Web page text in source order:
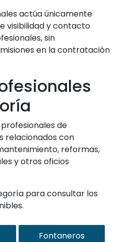
actúa únicamente
visibilidad y contacto
sin
en la contratación
de
relacionados con
reformas,
y otros oficios
para consultar los
Fontaneros